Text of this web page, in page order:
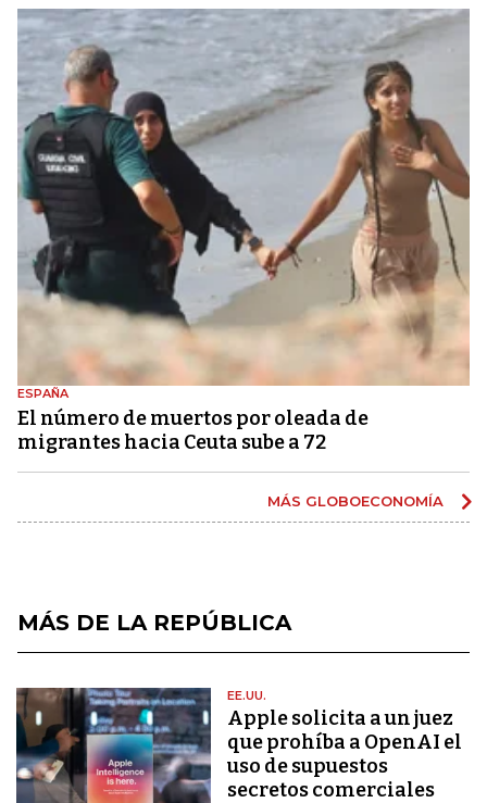
ESPAÑA
El número de muertos por oleada de
migrantes hacia Ceuta sube a 72
MÁS GLOBOECONOMÍA
MÁS DE LA REPÚBLICA
EE.UU.
Apple solicita a un juez
que prohíba a OpenAI el
uso de supuestos
secretos comerciales